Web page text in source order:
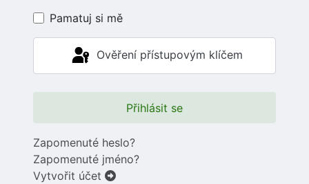
Pamatuj si mě
Ověření přístupovým klíčem
Přihlásit se
Zapomenuté heslo?
Zapomenuté jméno?
Vytvořit účet